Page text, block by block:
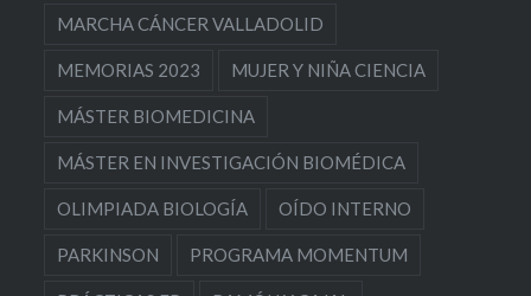
MARCHA CÁNCER VALLADOLID
MEMORIAS 2023 MUJER Y NIÑA CIENCIA
MÁSTER BIOMEDICINA
MÁSTER EN INVESTIGACIÓN BIOMÉDICA
OLIMPIADA BIOLOGÍA OÍDO INTERNO
PARKINSON PROGRAMA MOMENTUM